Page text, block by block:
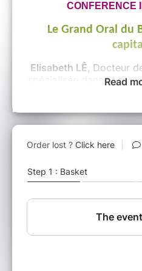
CONFERENCE
Le Grand Oral du
Elisabeth LÊ, Docteur
spécialisée dans
Une conférence pour
du Bac et de son Grand
erreurs devant le jury. La
Dès le 2 janvier 2025,
lycéen(ne)s est
Déroulement du stage
Read